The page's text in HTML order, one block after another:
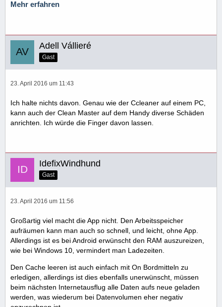
Mehr erfahren
Adell Vállieré
Gast
23. April 2016 um 11:43
Ich halte nichts davon. Genau wie der Ccleaner auf einem PC,
kann auch der Clean Master auf dem Handy diverse Schäden
anrichten. Ich würde die Finger davon lassen.
IdefixWindhund
Gast
23. April 2016 um 11:56
Großartig viel macht die App nicht. Den Arbeitsspeicher
aufräumen kann man auch so schnell, und leicht, ohne App.
Allerdings ist es bei Android erwünscht den RAM auszureizen,
wie bei Windows 10, vermindert man Ladezeiten.
Den Cache leeren ist auch einfach mit On Bordmitteln zu
erledigen, allerdings ist dies ebenfalls unerwünscht, müssen
beim nächsten Internetausflug alle Daten aufs neue geladen
werden, was wiederum bei Datenvolumen eher negativ